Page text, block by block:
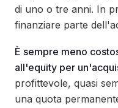
di uno o tre anni. In
finanziare parte
È sempre meno
all'equity per
profittevole, quasi
una quota